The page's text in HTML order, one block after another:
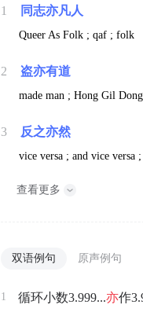
1 同志亦凡人
Queer As Folk ; qaf ; folk
2 盗亦有道
made man ; Hong Gil
3 反之亦然
vice versa ; and vice versa
查看更多
双语例句 原声例句
1 循环小数3.999...亦作